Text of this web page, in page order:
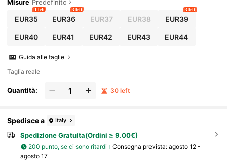
Misure Predefinito
EUR35
1 left
EUR36
3 left
EUR37 EUR38 EUR39
3 left
EUR40 EUR41 EUR42 EUR43 EUR44
Guida alle taglie
Taglia reale
Quantità: 30 left
Spedisce a Italy
Spedizione Gratuita(Ordini ≥ 9.00€)
200 punto, se ci sono ritardi Consegna prevista: agosto 12 -
agosto 17